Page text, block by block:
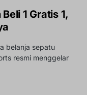
1 Gratis 1,
belanja sepatu
resmi menggelar